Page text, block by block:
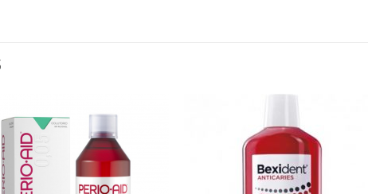
lista de